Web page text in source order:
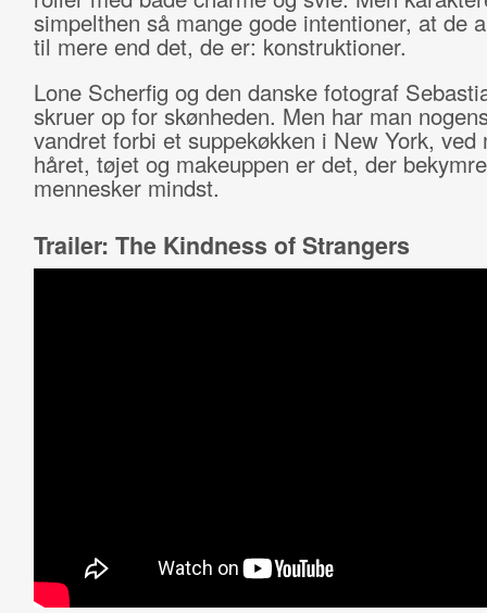
simpelthen så mange gode intentioner, at de
til mere end det, de er: konstruktioner.
Lone Scherfig og den danske fotograf
skruer op for skønheden. Men har man
vandret forbi et suppekøkken i New York, ved
håret, tøjet og makeuppen er det, der
mennesker mindst.
Trailer: The Kindness of Strangers